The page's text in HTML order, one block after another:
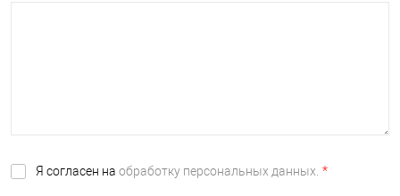
Я согласен на обработку персональных данных. *